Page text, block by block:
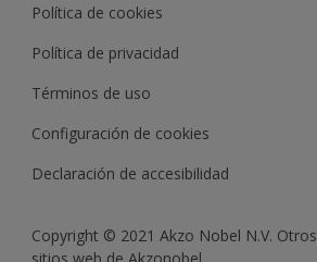
Política de cookies
Política de privacidad
Términos de uso
Configuración de cookies
Declaración de accesibilidad
Copyright © 2021 Akzo Nobel N.V. Otros
sitios web de Akzonobel